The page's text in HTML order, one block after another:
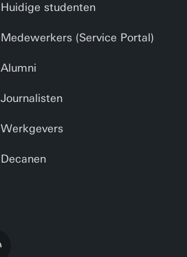
Huidige studenten
Medewerkers (Service Portal)
Alumni
Journalisten
Werkgevers
Decanen